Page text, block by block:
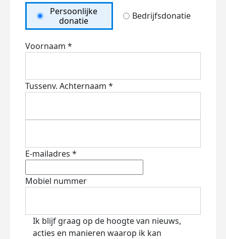
Persoonlijke
donatie
Bedrijfsdonatie
Voornaam *
Tussenv. Achternaam *
E-mailadres *
Mobiel nummer
Ik blijf graag op de hoogte van nieuws,
acties en manieren waarop ik kan